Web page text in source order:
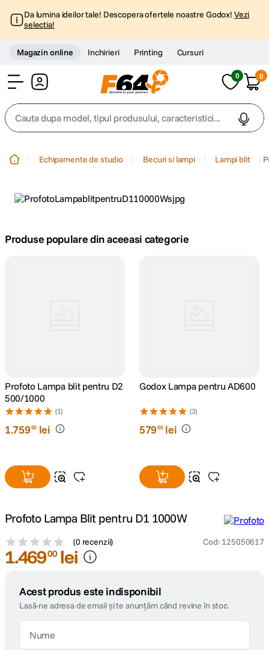
Da lumina ideilor tale! Descopera ofertele noastre Godox! Vezi
selectia!
Magazin online Inchirieri Printing Cursuri
0 0
Cauta dupa model, tipul produsului, caracteristici...
3. trepied telefon
lavaliera
8 . card memorie
9. dji mic mini
Echipamente de studio Becuri si lampi Lampi blit
Produse populare din aceeasi categorie
Profoto Lampa blit pentru D2
500/1000
(1)
1.75900 lei
Godox Lampa pentru AD600
(3)
57900 lei
Profoto Lampa Blit pentru D1 1000W
(0 recenzii) Cod: 125050617
1.46900 lei
Acest produs este indisponibil
Lasă-ne adresa de email și te anunțăm când revine în stoc.